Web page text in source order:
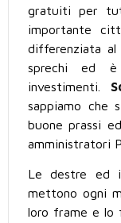
gratuiti per
importante
differenziata
sprechi ed
investimenti.
sappiamo che
buone prassi
amministratori
Le destre ed
mettono ogni
loro frame e lo